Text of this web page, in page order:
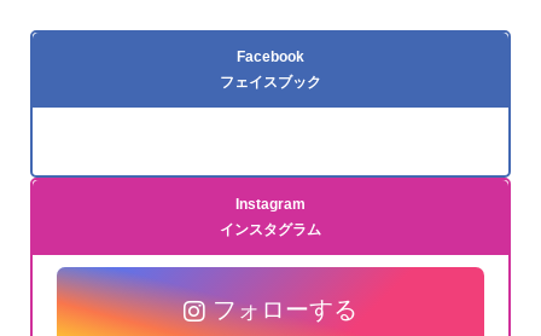
Facebook
フェイスブック
Instagram
インスタグラム
フォローする